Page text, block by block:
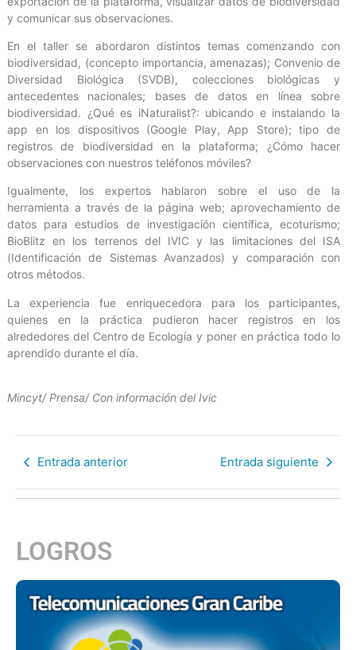
y comunicar sus observaciones.
En el taller se abordaron distintos temas comenzando con
biodiversidad, (concepto importancia, amenazas); Convenio de
Diversidad Biológica (SVDB), colecciones biológicas y
antecedentes nacionales; bases de datos en línea sobre
biodiversidad. ¿Qué es iNaturalist?: ubicando e instalando la
app en los dispositivos (Google Play, App Store); tipo de
registros de biodiversidad en la plataforma; ¿Cómo hacer
observaciones con nuestros teléfonos móviles?
Igualmente, los expertos hablaron sobre el uso de la
herramienta a través de la página web; aprovechamiento de
datos para estudios de investigación científica, ecoturismo;
BioBlitz en los terrenos del IVIC y las limitaciones del ISA
(Identificación de Sistemas Avanzados) y comparación con
otros métodos.
La experiencia fue enriquecedora para los participantes,
quienes en la práctica pudieron hacer registros en los
alrededores del Centro de Ecología y poner en práctica todo lo
aprendido durante el día.
Mincyt/ Prensa/ Con información del Ivic
Entrada anterior Entrada siguiente
LOGROS